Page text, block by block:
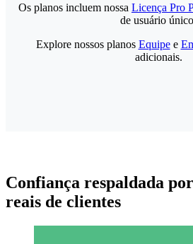
Os planos incluem nossa Licença Pro
de usuário
Explore nossos planos Equipee
adicionais.
Confiança respaldada
reais de clientes